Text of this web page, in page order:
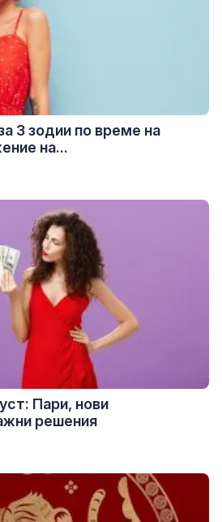
3 зодии по време на
на...
Пари, нови
решения